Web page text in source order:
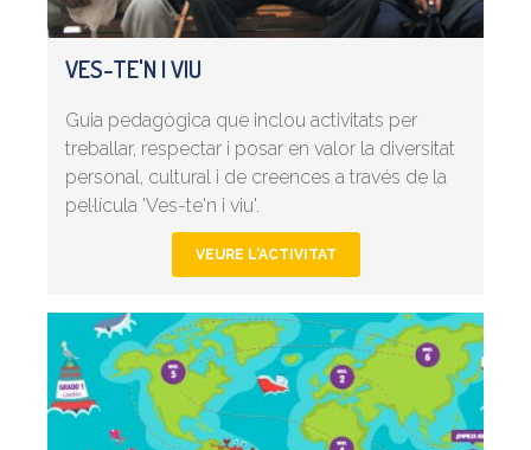
VES-TE'N I VIU
Guia pedagògica que inclou activitats per
treballar, respectar i posar en valor la diversitat
personal, cultural i de creences a través de la
pel·lícula 'Ves-te'n i viu'.
VEURE L'ACTIVITAT